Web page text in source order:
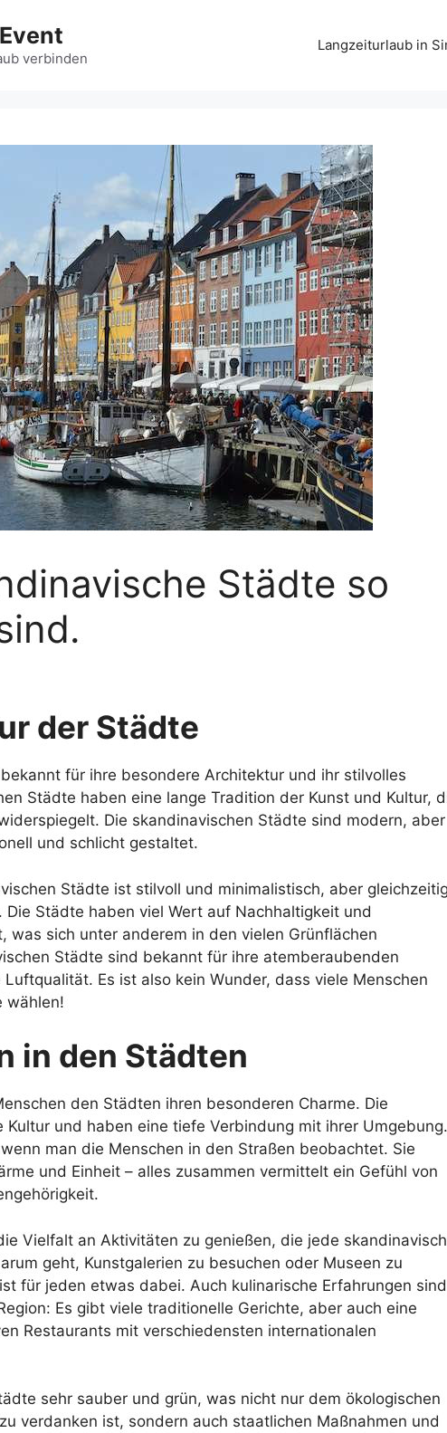
verbinden
Langzeiturlaub in
Städte so
der Städte
für ihre besondere Architektur und ihr stilvolles
Städte haben eine lange Tradition der Kunst und Kultur,
Die skandinavischen Städte sind modern, aber
und schlicht gestaltet.
Städte ist stilvoll und minimalistisch, aber gleichzeitig
Städte haben viel Wert auf Nachhaltigkeit und
was sich unter anderem in den vielen Grünflächen
Städte sind bekannt für ihre atemberaubenden
Es ist also kein Wunder, dass viele Menschen
wählen!
in den Städten
den Städten ihren besonderen Charme. Die
Kultur und haben eine tiefe Verbindung mit ihrer Umgebung.
man die Menschen in den Straßen beobachtet. Sie
und Einheit – alles zusammen vermittelt ein Gefühl von
Vielfalt an Aktivitäten zu genießen, die jede
geht, Kunstgalerien zu besuchen oder Museen zu
für jeden etwas dabei. Auch kulinarische Erfahrungen sind
Es gibt viele traditionelle Gerichte, aber auch eine
Restaurants mit verschiedensten internationalen
sehr sauber und grün, was nicht nur dem ökologischen
verdanken ist, sondern auch staatlichen Maßnahmen und